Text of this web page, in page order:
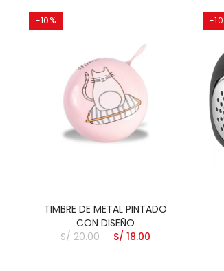
-10%
TIMBRE DE METAL PINTADO
CON DISEÑO
S/ 20.00
S/ 18.00
-